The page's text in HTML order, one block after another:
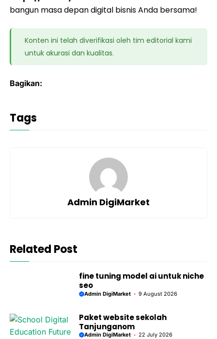
bangun masa depan digital bisnis Anda bersama!
Konten ini telah diverifikasi oleh tim editorial kami
untuk akurasi dan kualitas.
Bagikan:
Tags
Admin DigiMarket
Related Post
fine tuning model ai untuk niche
seo
Admin DigiMarket 9 August 2026
Paket website sekolah
Tanjunganom
Admin DigiMarket 22 July 2026